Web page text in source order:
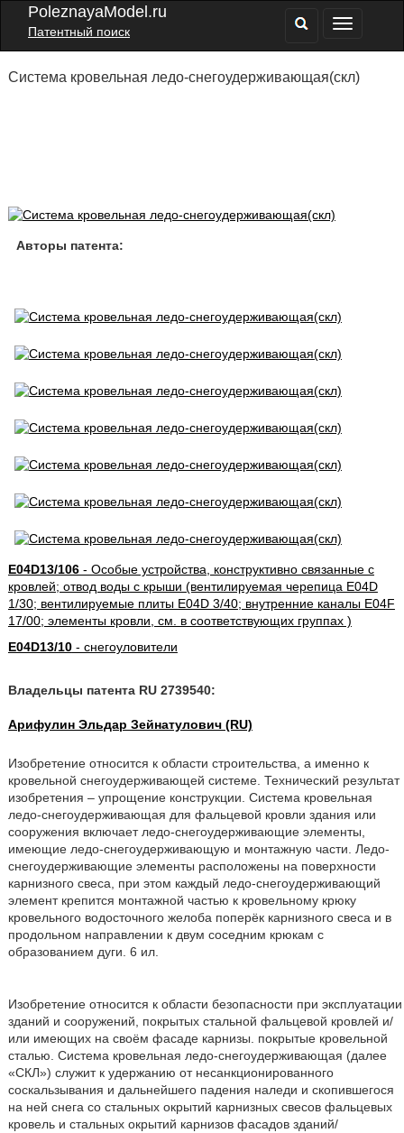
PoleznayaModel.ru
Патентный поиск
Система кровельная ледо-снегоудерживающая(скл)
Авторы патента:
E04D13/106- Особые устройства, конструктивно связанные с
кровлей; отвод воды с крыши (вентилируемая черепица E04D
1/30; вентилируемые плиты E04D 3/40; внутренние каналы E04F
17/00; элементы кровли, см. в соответствующих группах )
E04D13/10- снегоуловители
Владельцы патента RU 2739540:
Арифулин Эльдар Зейнатулович (RU)
Изобретение относится к области строительства, а именно к
кровельной снегоудерживающей системе. Технический результат
изобретения – упрощение конструкции. Система кровельная
ледо-снегоудерживающая для фальцевой кровли здания или
сооружения включает ледо-снегоудерживающие элементы,
имеющие ледо-снегоудерживающую и монтажную части. Ледо-
снегоудерживающие элементы расположены на поверхности
карнизного свеса, при этом каждый ледо-снегоудерживающий
элемент крепится монтажной частью к кровельному крюку
кровельного водосточного желоба поперёк карнизного свеса и в
продольном направлении к двум соседним крюкам с
образованием дуги. 6 ил.
Изобретение относится к области безопасности при эксплуатации
зданий и сооружений, покрытых стальной фальцевой кровлей и/
или имеющих на своём фасаде карнизы. покрытые кровельной
сталью. Система кровельная ледо-снегоудерживающая (далее
«СКЛ») служит к удержанию от несанкционированного
соскальзывания и дальнейшего падения наледи и скопившегося
на ней снега со стальных окрытий карнизных свесов фальцевых
кровель и стальных окрытий карнизов фасадов зданий/